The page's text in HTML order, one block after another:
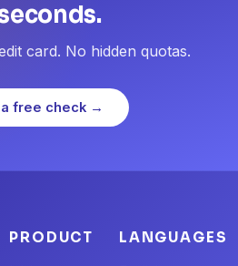
card. No hidden quotas.
free check →
PRODUCT LANGUAGES